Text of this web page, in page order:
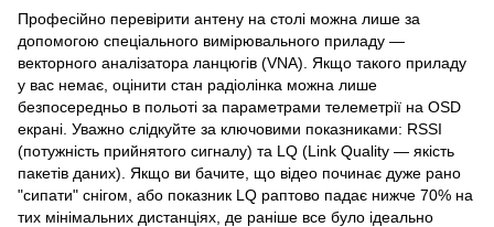
Професійно перевірити антену на столі можна лише за
допомогою спеціального вимірювального приладу —
векторного аналізатора ланцюгів (VNA). Якщо такого приладу
у вас немає, оцінити стан радіолінка можна лише
безпосередньо в польоті за параметрами телеметрії на OSD
екрані. Уважно слідкуйте за ключовими показниками: RSSI
(потужність прийнятого сигналу) та LQ (Link Quality — якість
пакетів даних). Якщо ви бачите, що відео починає дуже рано
"сипати" снігом, або показник LQ раптово падає нижче 70% на
тих мінімальних дистанціях, де раніше все було ідеально